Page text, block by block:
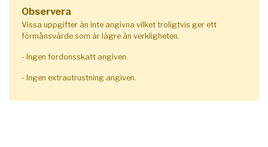
Observera
Vissa uppgifter än inte angivna vilket troligtvis ger ett
förmånsvärde som är lägre än verkligheten.
- Ingen fordonsskatt angiven.
- Ingen extrautrustning angiven.